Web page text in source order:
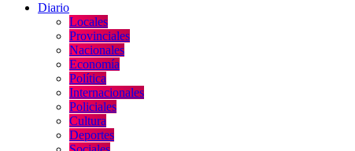
Diario
Locales
Provinciales
Nacionales
Economía
Política
Internacionales
Policiales
Cultura
Deportes